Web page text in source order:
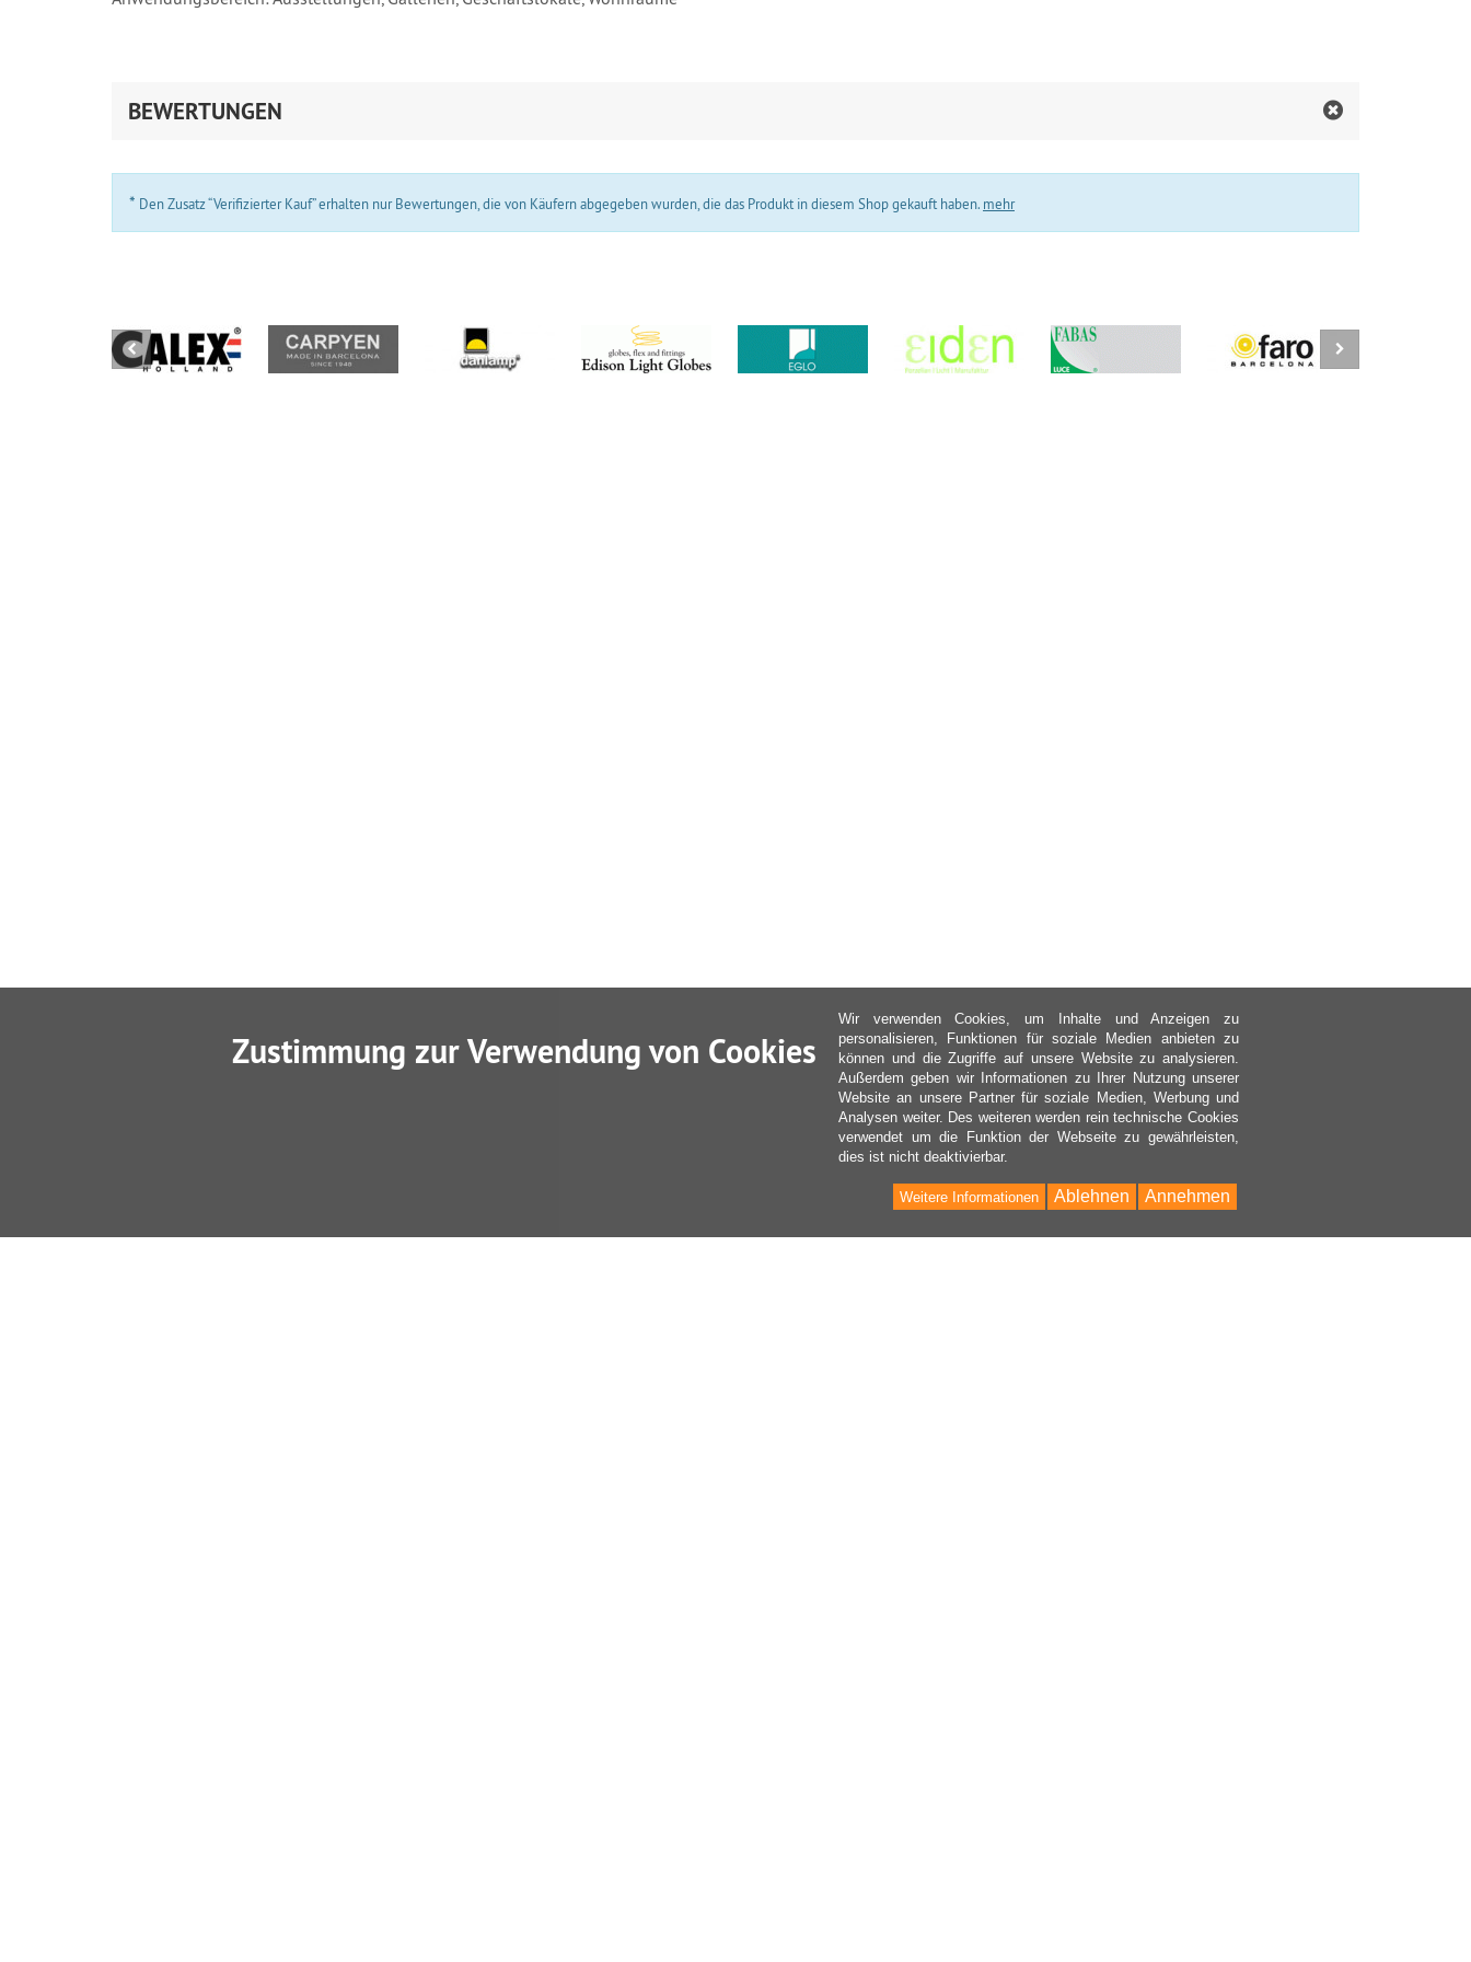
BEWERTUNGEN
* Den Zusatz “Verifizierter Kauf” erhalten nur Bewertungen, die von Käufern abgegeben wurden, die das Produkt in diesem Shop gekauft haben. mehr
Zustimmung zur Verwendung von Cookies
Wir verwenden Cookies, um Inhalte und Anzeigen zu
personalisieren, Funktionen für soziale Medien anbieten zu
können und die Zugriffe auf unsere Website zu analysieren.
Außerdem geben wir Informationen zu Ihrer Nutzung unserer
Website an unsere Partner für soziale Medien, Werbung und
Analysen weiter. Des weiteren werden rein technische Cookies
verwendet um die Funktion der Webseite zu gewährleisten,
dies ist nicht deaktivierbar.
Annehmen
Ablehnen
Weitere Informationen